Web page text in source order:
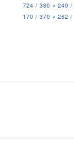
724 / 380 × 249 /
170 / 370 × 262 /